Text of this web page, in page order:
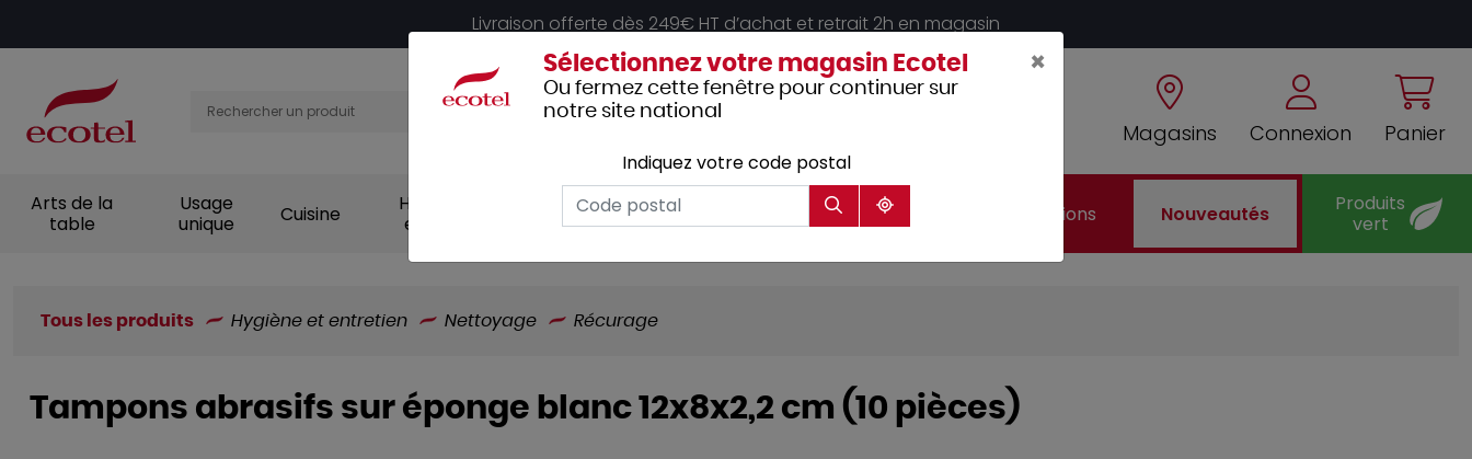
Livraison offerte dès 249€ HT d’achat et retrait 2h en magasin
Magasins Connexion Panier
Arts de la
table
Usage
unique
Cuisine
Hygiène et
entretien
Vêtements
professionnels
Hôtellerie Mobilier Promotions Nouveautés
Produits
vert
Tous les produits Hygiène et entretien Nettoyage Récurage
Tampons abrasifs sur éponge blanc 12x8x2,2 cm (10 pièces)
×
Sélectionnez votre magasin Ecotel
Ou fermez cette fenêtre pour continuer sur
notre site national
Indiquez votre code postal